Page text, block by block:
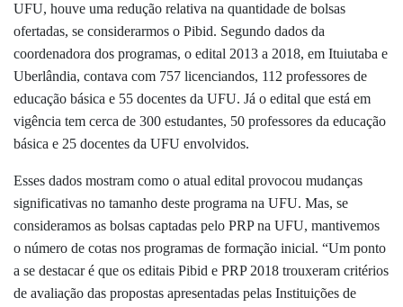
UFU, houve uma redução relativa na quantidade de bolsas
ofertadas, se considerarmos o Pibid. Segundo dados da
coordenadora dos programas, o edital 2013 a 2018, em Ituiutaba e
Uberlândia, contava com 757 licenciandos, 112 professores de
educação básica e 55 docentes da UFU. Já o edital que está em
vigência tem cerca de 300 estudantes, 50 professores da educação
básica e 25 docentes da UFU envolvidos.
Esses dados mostram como o atual edital provocou mudanças
significativas no tamanho deste programa na UFU. Mas, se
consideramos as bolsas captadas pelo PRP na UFU, mantivemos
o número de cotas nos programas de formação inicial. “Um ponto
a se destacar é que os editais Pibid e PRP 2018 trouxeram critérios
de avaliação das propostas apresentadas pelas Instituições de